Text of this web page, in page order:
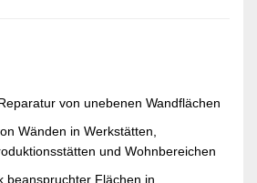
von unebenen Wandflächen
Wänden in Werkstätten,
und Wohnbereichen
beanspruchter Flächen in